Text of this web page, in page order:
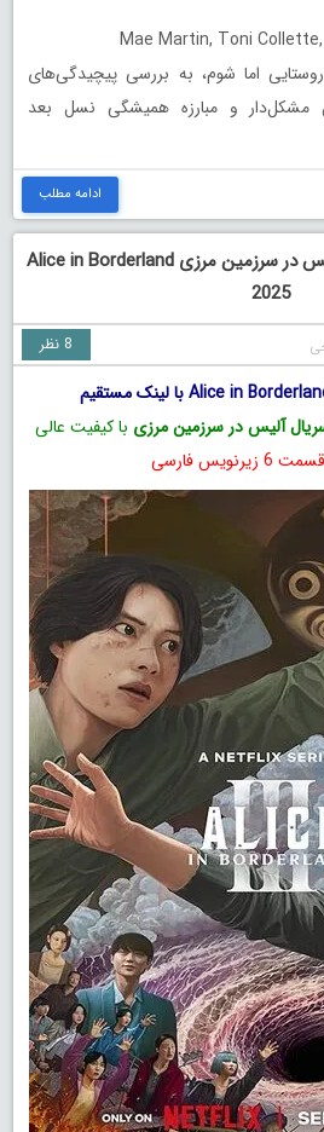
اما شوم، به بررسی پیچیدگی‌های
مشکل‌دار و مبارزه همیشگی نسل بعد
ادامه مطلب
دانلود فصل سوم سریال آلیس در سرزمین مرزی Alice in Borderland
2025
8 نظر
آلیس در سرزمین مرزی با کیفیت عالی
فارسی